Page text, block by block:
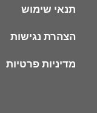
תנאי שימוש
הצהרת נגישות
מדיניות פרטיות